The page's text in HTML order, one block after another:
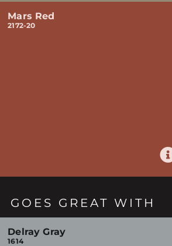
Mars Red
2172-20
GOES GREAT WITH
Delray Gray
1614